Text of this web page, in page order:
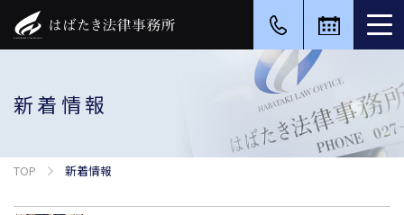
新着情報
TOP 新着情報